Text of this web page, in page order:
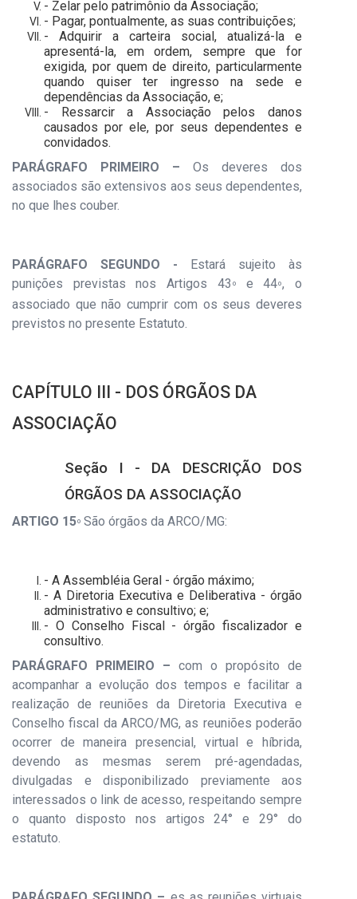
- Zelar pelo patrimônio da Associação;
- Pagar, pontualmente, as suas contribuições;
- Adquirir a carteira social, atualizá-la e
apresentá-la, em ordem, sempre que for
exigida, por quem de direito, particularmente
quando quiser ter ingresso na sede e
dependências da Associação, e;
- Ressarcir a Associação pelos danos
causados por ele, por seus dependentes e
convidados.
PARÁGRAFO PRIMEIRO – Os deveres dos
associados são extensivos aos seus dependentes,
no que lhes couber.
PARÁGRAFO SEGUNDO -
Estará sujeito às
punições previstas nos Artigos 43 º e 44º, o
associado que não cumprir com os seus deveres
previstos no presente Estatuto.
CAPÍTULO III - DOS ÓRGÃOS DA
ASSOCIAÇÃO
Seção I - DA DESCRIÇÃO DOS
ÓRGÃOS DA ASSOCIAÇÃO
ARTIGO 15º São órgãos da ARCO/MG:
- A Assembléia Geral - órgão máximo;
- A Diretoria Executiva e Deliberativa - órgão
administrativo e consultivo; e;
- O Conselho Fiscal - órgão fiscalizador e
consultivo.
PARÁGRAFO PRIMEIRO – com o propósito de
acompanhar a evolução dos tempos e facilitar a
realização de reuniões da Diretoria Executiva e
Conselho fiscal da ARCO/MG, as reuniões poderão
ocorrer de maneira presencial, virtual e híbrida,
devendo as mesmas serem pré-agendadas,
divulgadas e disponibilizado previamente aos
interessados o link de acesso, respeitando sempre
o quanto disposto nos artigos 24° e 29° do
estatuto.